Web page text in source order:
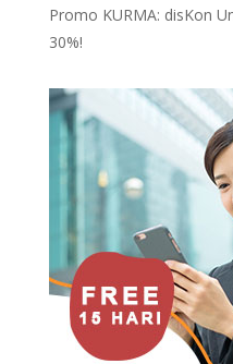
Promo KURMA: disKon
30%!